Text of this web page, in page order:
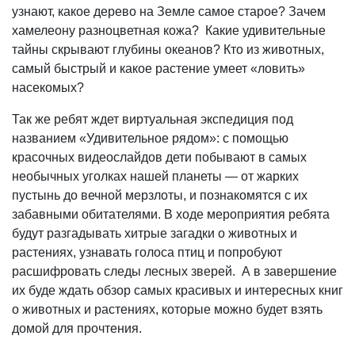
узнают, какое дерево на Земле самое старое? Зачем
хамелеону разноцветная кожа? Какие удивительные
тайны скрывают глубины океанов? Кто из животных,
самый быстрый и какое растение умеет «ловить»
насекомых?
Так же ребят ждет виртуальная экспедиция под
названием «Удивительное рядом»: с помощью
красочных видеослайдов дети побывают в самых
необычных уголках нашей планеты — от жарких
пустынь до вечной мерзлоты, и познакомятся с их
забавными обитателями. В ходе мероприятия ребята
будут разгадывать хитрые загадки о животных и
растениях, узнавать голоса птиц и попробуют
расшифровать следы лесных зверей. А в завершение
их буде ждать обзор самых красивых и интересных книг
о животных и растениях, которые можно будет взять
домой для прочтения.